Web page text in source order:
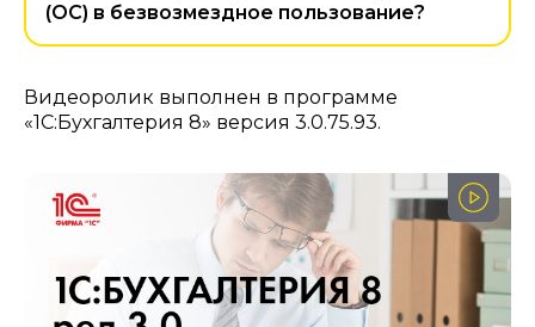
(ОС) в безвозмездное пользование?
Видеоролик выполнен в программе
«1С:Бухгалтерия 8» версия 3.0.75.93.